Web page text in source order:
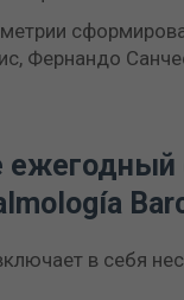
Фернандо
ежегодный
в себя